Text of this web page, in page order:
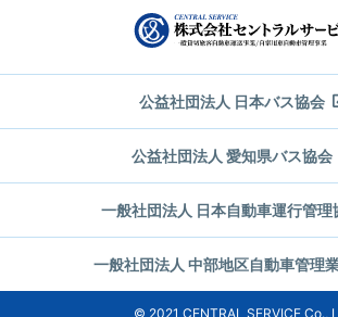
公益社団法人 日本バス協会
公益社団法人 愛知県バス協会
一般社団法人 日本自動車運行管理
一般社団法人 中部地区自動車管理
© 2021 CENTRAL SERVICE Co.,